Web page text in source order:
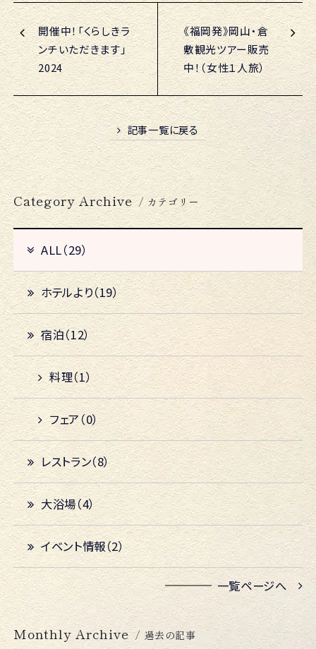
開催中！「くらしきラ
ンチいただきます」
2024
《福岡発》岡山・倉
敷観光ツアー販売
中！（女性１人旅）
記事一覧に戻る
Category Archive / カテゴリー
ALL（29）
ホテルより（19）
宿泊（12）
料理（1）
フェア（0）
レストラン（8）
大浴場（4）
イベント情報（2）
一覧ページへ
Monthly Archive / 過去の記事